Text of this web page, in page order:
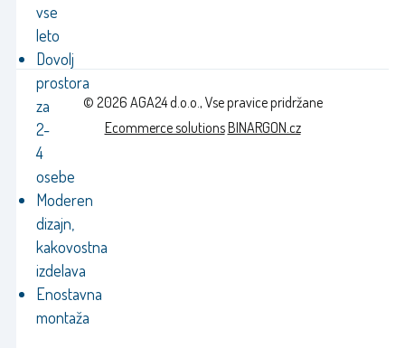
vse
leto
Dovolj
prostora
za
2-
4
osebe
Moderen
dizajn,
kakovostna
izdelava
Enostavna
montaža
© 2026 AGA24 d.o.o., Vse pravice pridržane
Ecommerce solutionsBINARGON.cz